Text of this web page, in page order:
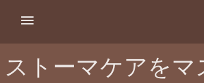
ストーマケアをマ
menu